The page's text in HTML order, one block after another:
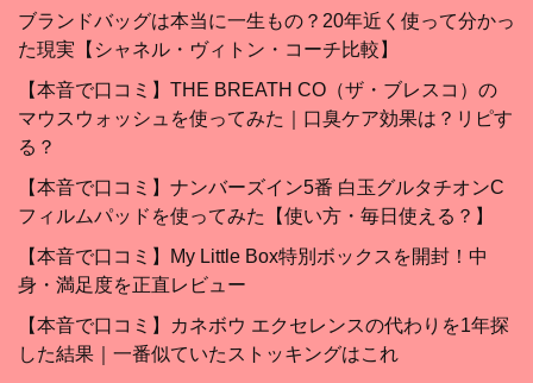
ブランドバッグは本当に一生もの？20年近く使って分かっ
た現実【シャネル・ヴィトン・コーチ比較】
【本音で口コミ】THE BREATH CO（ザ・ブレスコ）の
マウスウォッシュを使ってみた｜口臭ケア効果は？リピす
る？
【本音で口コミ】ナンバーズイン5番 白玉グルタチオンC
フィルムパッドを使ってみた【使い方・毎日使える？】
【本音で口コミ】My Little Box特別ボックスを開封！中
身・満足度を正直レビュー
【本音で口コミ】カネボウ エクセレンスの代わりを1年探
した結果｜一番似ていたストッキングはこれ